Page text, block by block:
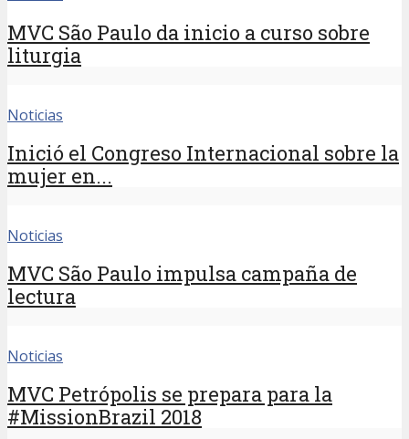
MVC São Paulo da inicio a curso sobre
liturgia
Noticias
Inició el Congreso Internacional sobre la
mujer en...
Noticias
MVC São Paulo impulsa campaña de
lectura
Noticias
MVC Petrópolis se prepara para la
#MissionBrazil 2018